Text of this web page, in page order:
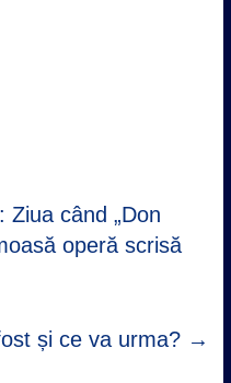
Ziua când „Don
operă scrisă
și ce va urma? →